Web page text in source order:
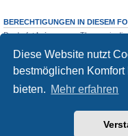
Diese Website nutzt
bestmöglichen
bieten. Mehr erfahren
BERECHTIGUNGEN IN DIESEM
Du darfstkeineneuen Themen in
Du darfst deine Beiträge in diesem
Du darfst keineDateianhänge in
Powered byphpBB